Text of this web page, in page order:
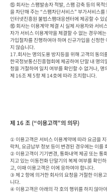
⑮ 회사는 스팸발송자 적발, 스팸 감축 등의 목적
을 차단해 주는 “스팸차단서비스” 부가서비스
인터넷진흥원 불법스팸대응센터에 제공할 수 있
⑯ 회사는 이용계약 체결 시 실제 사용자와 서비
자가 서비스 이용계약을 체결할 수 없는 경우에
가입절차를 진행하여야 하며 신규가입을 신청
지 않습니다.
17.회사는 명의도용 방지등을 위해 고객의 동
한국정보통신진흥협회에 제공하여 단말 내 명
청을 거절하여 일치 여부를 확인할 수 없거나,
제 16조 제 5항 제 14호에 따라 조치합니다.
제 16 조 (“이용고객”의 의무)
① 이용고객은 서비스 이용계약에 따라 요금을
락처, 요금납부 정보 등이 변경된 경우에는 이를
② 이용고객이 기기변경, 통화내역 제공 또는 통
지고 있는 이동전화 단말기의 복제 여부를 확인
고, 이때 이용고객은 이에 응하여야 합니다.
③ 제 2 항에 의거한 회사의 요청을 거절한 이용
니다.
④ 이용고객은 아래의 각 호의 행위를 하지 않아